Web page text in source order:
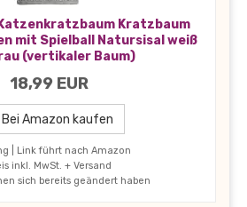
Kratzbaum
mit Spielball Natursisal weiß
(vertikaler Baum)
18,99 EUR
Bei Amazon kaufen
| Link führt nach Amazon
inkl. MwSt. + Versand
sich bereits geändert haben